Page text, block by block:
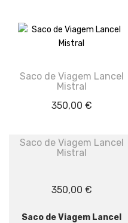
Saco de Viagem Lancel
Mistral
350,00 €
Saco de Viagem Lancel
Mistral
350,00 €
Saco de Viagem Lancel